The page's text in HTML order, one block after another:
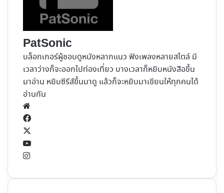
PatSonic
บล็อกเกอร์ผู้ชอบดูหนังหลากแนว ฟังเพลงหลายสไตล์ มี
เวลาว่างก็จะออกไปท่องเที่ยว บางเวลาก็หยิบหนังสือขึ้น
มาอ่าน หยิบซีรีส์ขึ้นมาดู แล้วก็จะหยิบมาเขียนให้ทุกคนได้
อ่านกัน
Facebook
YouTube
Instagram